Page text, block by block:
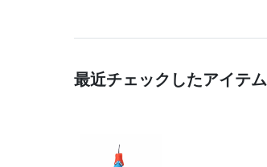
最近チェックしたアイテム